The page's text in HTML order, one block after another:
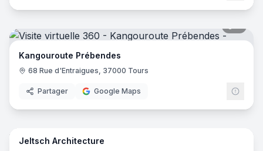
Kangouroute Prébendes
68 Rue d'Entraigues, 37000 Tours
Partager Google Maps
6
Jeltsch Architecture